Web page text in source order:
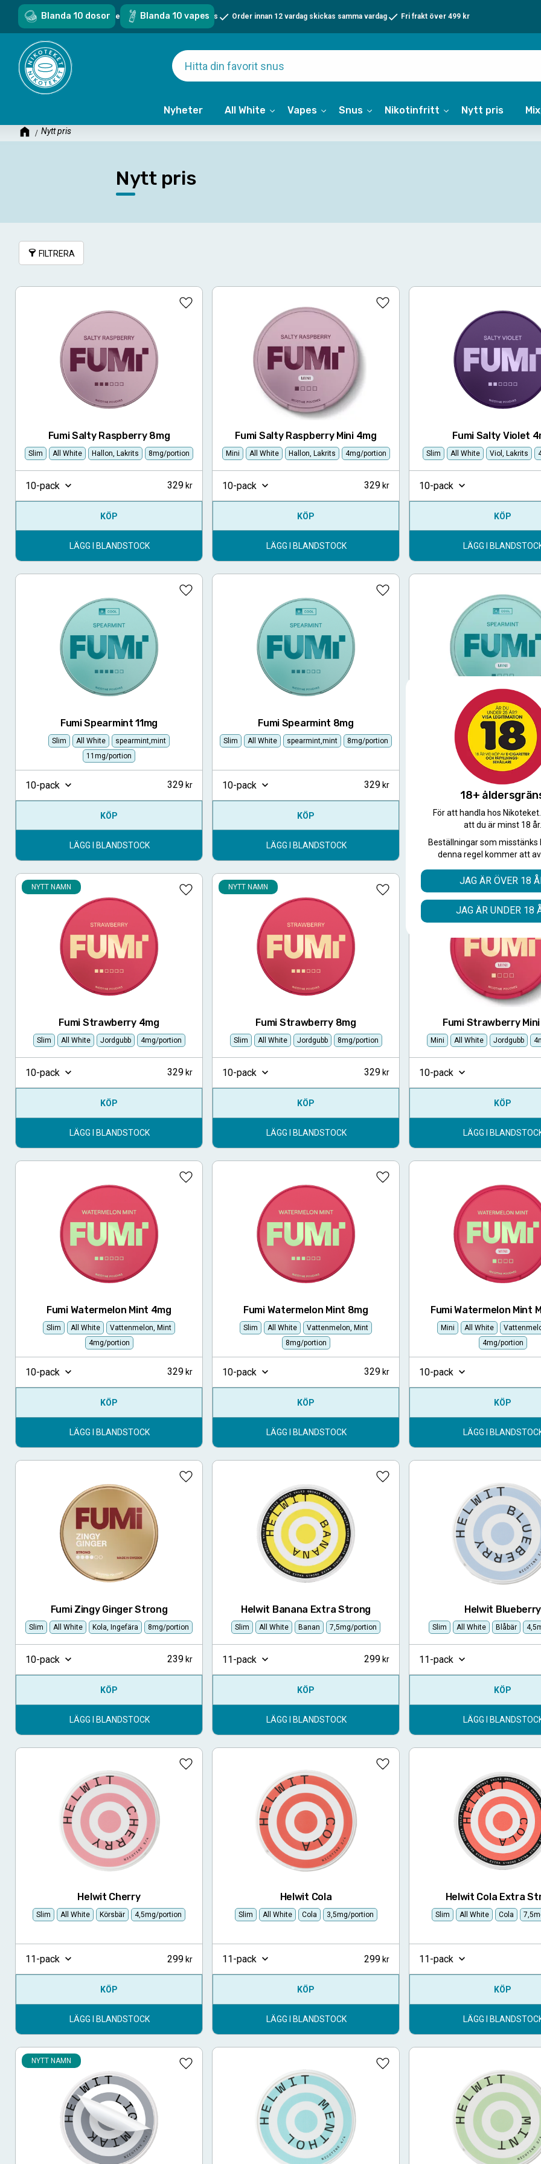
Nyheter All White Vapes Snus Nikotinfritt Nytt pris
Blanda 10 dosor Blanda 10 vapes
Sveriges största sortiment - över 1000 snus & vapes Order innan 12 vardag skickas samma vardag Fri frakt över 499 kr
Nytt pris
Nytt pris
FILTRERA
Fumi Salty Raspberry 8mg
Slim All White Hallon, Lakrits 8mg/portion
Lägg till i favoriter
10-pack 329
KÖP
LÄGG I BLANDSTOCK
Fumi Salty Raspberry Mini 4mg
Mini All White Hallon, Lakrits 4mg/portion
Lägg till i favoriter
10-pack 329
KÖP
LÄGG I BLANDSTOCK
Fumi Salty Violet
Slim All White Viol, Lakrits
10-pack
KÖP
LÄGG I
Fumi Spearmint 11mg
Slim All White
spearmint,mint
11mg/portion
Lägg till i favoriter
10-pack 329
KÖP
LÄGG I BLANDSTOCK
Fumi Spearmint 8mg
Slim All White spearmint,mint 8mg/portion
Lägg till i favoriter
10-pack 329
KÖP
LÄGG I BLANDSTOCK
Fumi Spearmint Mini
All White Spearmint, Mint
KÖP
LÄGG I
Fumi Strawberry 4mg
Slim All White Jordgubb 4mg/portion
NYTT NAMN
Lägg till i favoriter
10-pack 329
KÖP
LÄGG I BLANDSTOCK
Fumi Strawberry 8mg
Slim All White Jordgubb 8mg/portion
NYTT NAMN
Lägg till i favoriter
10-pack 329
KÖP
LÄGG I BLANDSTOCK
Fumi Strawberry
Mini All White Jordgubb
10-pack
KÖP
LÄGG I
Fumi Watermelon Mint 4mg
Slim All White
Vattenmelon, Mint
4mg/portion
Lägg till i favoriter
10-pack 329
KÖP
LÄGG I BLANDSTOCK
Fumi Watermelon Mint 8mg
Slim All White
Vattenmelon, Mint
8mg/portion
Lägg till i favoriter
10-pack 329
KÖP
LÄGG I BLANDSTOCK
Fumi Watermelon Mint
Mini All White
4mg/portion
10-pack
KÖP
LÄGG I
Fumi Zingy Ginger Strong
Slim All White Kola, Ingefära 8mg/portion
Lägg till i favoriter
10-pack 239
KÖP
LÄGG I BLANDSTOCK
Helwit Banana Extra Strong
Slim All White Banan 7,5mg/portion
Lägg till i favoriter
11-pack 299
KÖP
LÄGG I BLANDSTOCK
Helwit Blueberry
Slim All White Blåbär
11-pack
KÖP
LÄGG I
Helwit Cherry
Slim All White Körsbär 4,5mg/portion
Lägg till i favoriter
11-pack 299
KÖP
LÄGG I BLANDSTOCK
Helwit Cola
Slim All White Cola 3,5mg/portion
Lägg till i favoriter
11-pack 299
KÖP
LÄGG I BLANDSTOCK
Helwit Cola Extra
Slim All White Cola
11-pack
KÖP
LÄGG I
NYTT NAMN
Lägg till i favoriter Lägg till i favoriter
18+
För att handla hos
att du är minst 18 år.
Beställningar som misstänks
denna regel kommer att
JAG ÄR ÖVER 18
JAG ÄR UNDER 18